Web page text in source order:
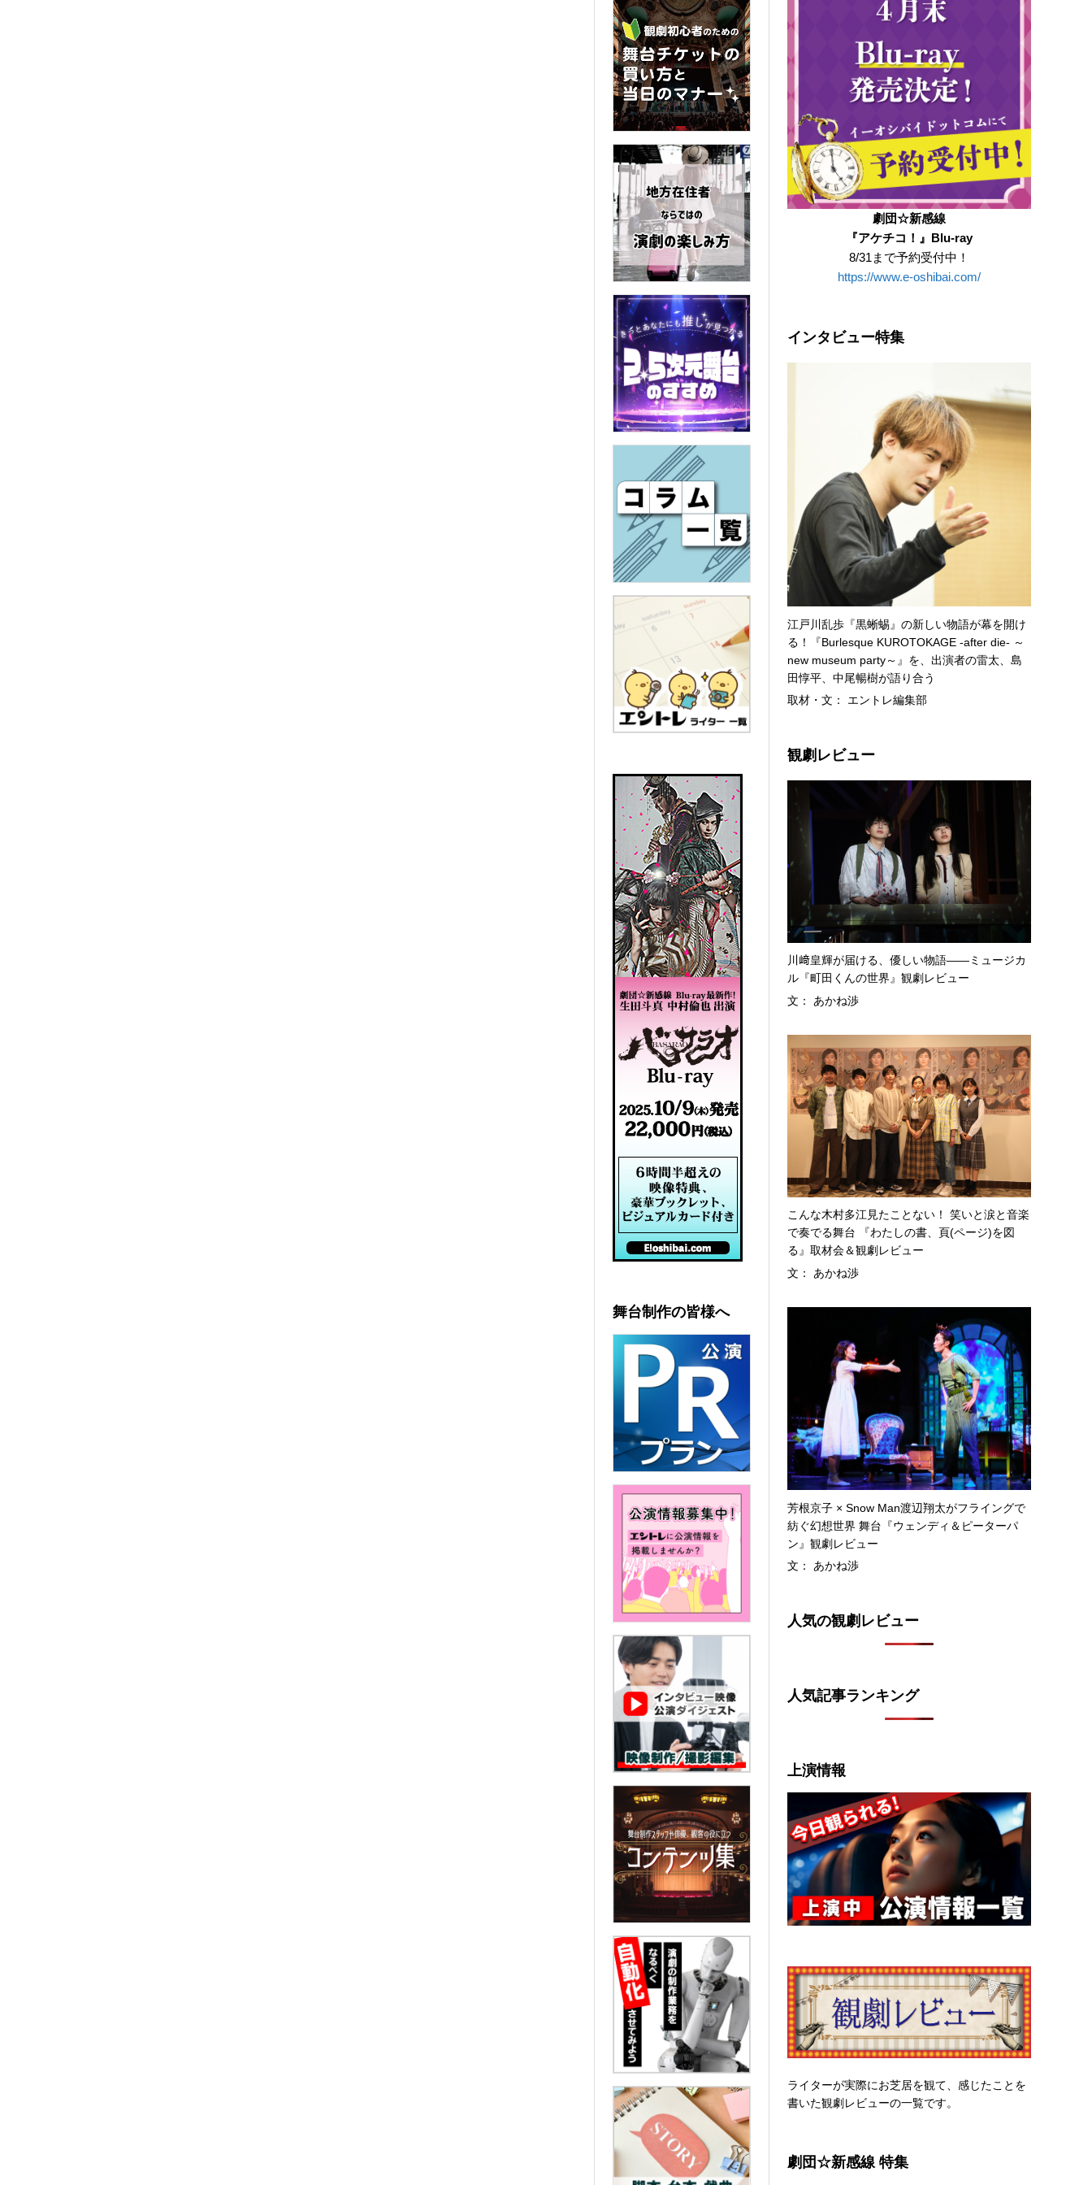
劇団☆新感線
『アケチコ！』Blu-ray
8/31まで予約受付中！
https://www.e-oshibai.com/
インタビュー特集
江戸川乱歩『黒蜥蜴』の新しい物語が幕を開け
る！『Burlesque KUROTOKAGE -after die- ～
new museum party～』を、出演者の雷太、島
田惇平、中尾暢樹が語り合う
取材・文： エントレ編集部
観劇レビュー
川﨑皇輝が届ける、優しい物語――ミュージカ
ル『町田くんの世界』観劇レビュー
文： あかね渉
こんな木村多江見たことない！ 笑いと涙と音楽
で奏でる舞台 『わたしの書、頁(ページ)を図
る』取材会＆観劇レビュー
文： あかね渉
芳根京子 × Snow Man渡辺翔太がフライングで
紡ぐ幻想世界 舞台『ウェンディ＆ピーターパ
ン』観劇レビュー
文： あかね渉
人気の観劇レビュー
人気記事ランキング
上演情報
ライターが実際にお芝居を観て、感じたことを
書いた観劇レビューの一覧です。
劇団☆新感線 特集
舞台制作の皆様へ